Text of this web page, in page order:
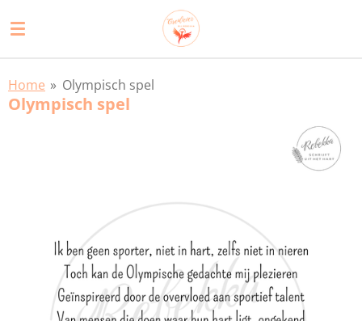
direct
hoofdinhoud
Home » Olympisch spel
Olympisch spel